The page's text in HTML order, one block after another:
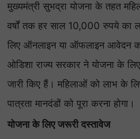
मुख्यमंत्री सुभद्रा योजना के तहत
वर्षों तक हर साल 10,000 रुपये का
लिए ऑनलाइन या ऑफलाइन आवेदन
ओडिशा राज्य सरकार ने योजना के
जारी किए हैं। महिलाओं को लाभ के
पात्रता मानदंडों को पूरा करना होगा।
योजना के लिए जरूरी दस्तावेज